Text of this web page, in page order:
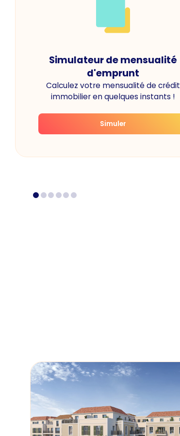
Simulateur de mensualité
d'emprunt
Calculez votre mensualité de crédit
immobilier en quelques instants !
Simuler